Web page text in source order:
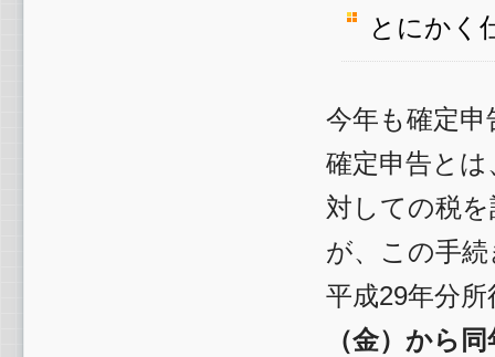
とにかく
今年も確定
確定申告と
対しての税
が、この手
平成29年分
（金）から